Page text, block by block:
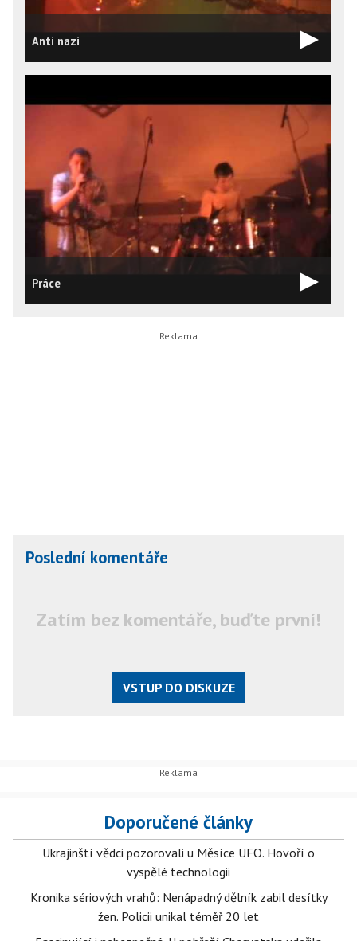
Anti nazi
Práce
Poslední komentáře
Zatím bez komentáře, buďte první!
VSTUP DO DISKUZE
Doporučené články
Ukrajinští vědci pozorovali u Měsíce UFO. Hovoří o
vyspělé technologii
Kronika sériových vrahů: Nenápadný dělník zabil desítky
žen. Policii unikal téměř 20 let